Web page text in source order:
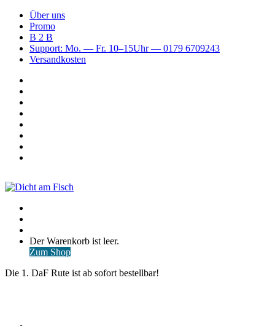
Über uns
Promo
B 2 B
Support: Mo. — Fr. 10–15Uhr — 0179 6709243
Versandkosten
Warenkorb
ansehen
Der Warenkorb ist leer.
Zum Shop
Die 1. DaF Rute ist ab sofort bestellbar!